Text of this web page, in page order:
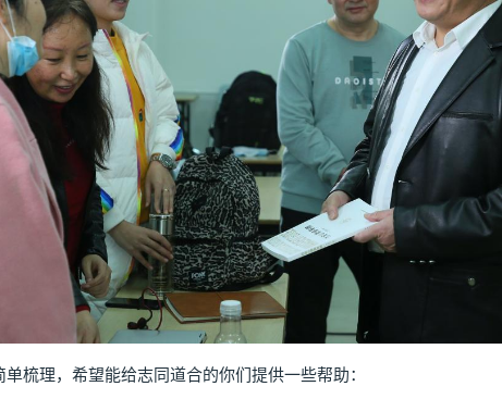
理，希望能给志同道合的你们提供一些帮助：